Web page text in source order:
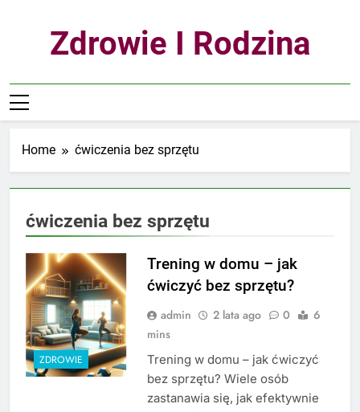
Zdrowie I Rodzina
Home ćwiczenia bez sprzętu
ćwiczenia bez sprzętu
ZDROWIE
Trening w domu – jak
ćwiczyć bez sprzętu?
admin 2 lata ago 0
6
mins
Trening w domu – jak ćwiczyć
bez sprzętu? Wiele osób
zastanawia się, jak efektywnie